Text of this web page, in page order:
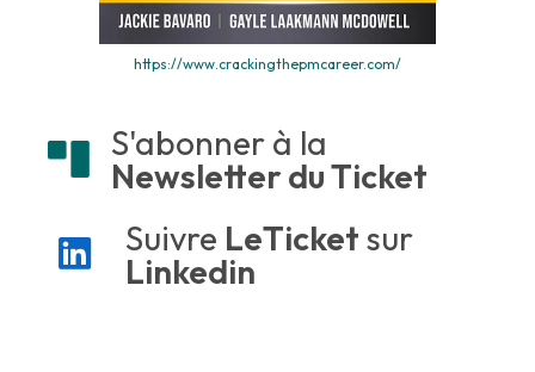
https://www.crackingthepmcareer.com/
S'abonner à la
Newsletter du Ticket
Suivre LeTicket sur
Linkedin